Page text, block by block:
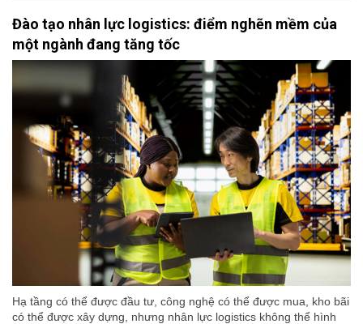
Đào tạo nhân lực logistics: điểm nghẽn mềm của
một ngành đang tăng tốc
Hạ tầng có thể được đầu tư, công nghệ có thể được mua, kho bãi
có thể được xây dựng, nhưng nhân lực logistics không thể hình